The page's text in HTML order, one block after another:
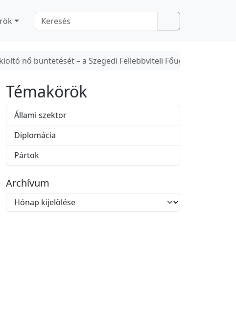
nő büntetését – a Szegedi Fellebbviteli Főügyészség
Témakörök
Állami szektor
Diplomácia
Pártok
Archívum
r